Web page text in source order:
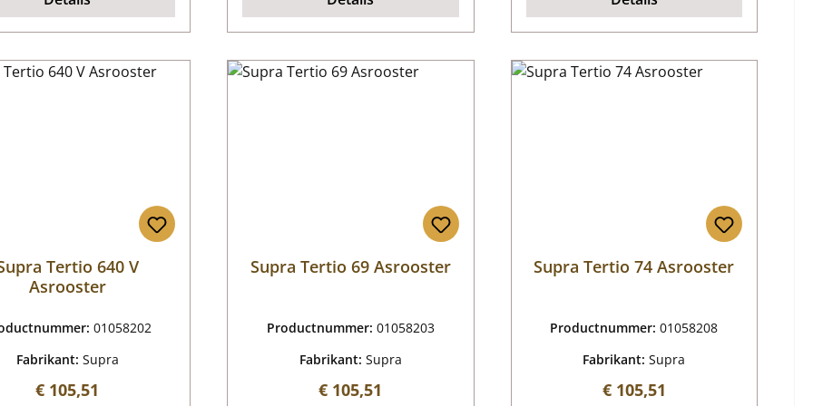
Tertio 640 V
Asrooster
01058202
Fabrikant: Supra
Normale prijs:
€ 105,51
Supra Tertio 69 Asrooster
Productnummer: 01058203
Fabrikant: Supra
Normale prijs:
€ 105,51
Supra Tertio 74 Asrooster
Productnummer:01058208
Fabrikant:Supra
Normale prijs:
€ 105,51